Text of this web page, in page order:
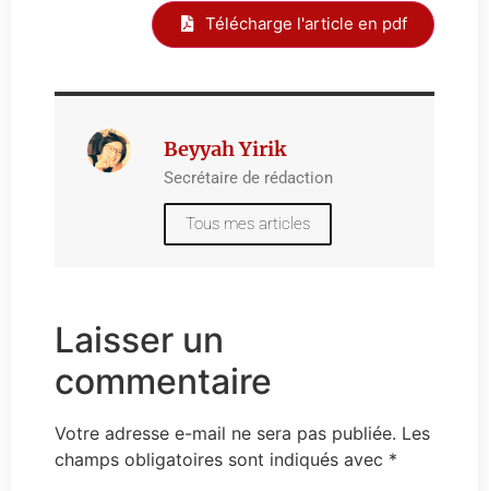
Télécharge l'article en pdf
Beyyah Yirik
Secrétaire de rédaction
Tous mes articles
Laisser un
commentaire
Votre adresse e-mail ne sera pas publiée. Les
champs obligatoires sont indiqués avec *